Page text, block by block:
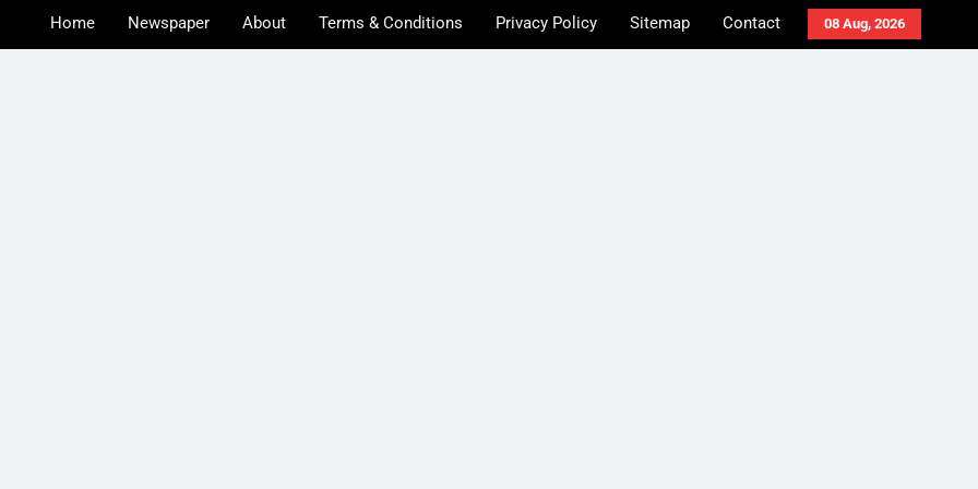
08 Aug, 2026
Home Newspaper About Terms & Conditions Privacy Policy Sitemap
Contact